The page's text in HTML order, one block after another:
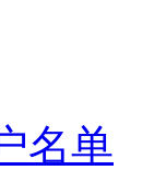
名单